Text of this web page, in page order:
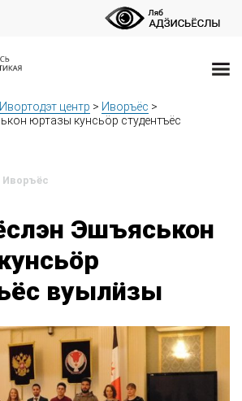
Ивортодэт центр > Иворъёс >
юртазы кунсьӧр студентъёс
Иворъёс
Эшъяськон
вуылӥзы